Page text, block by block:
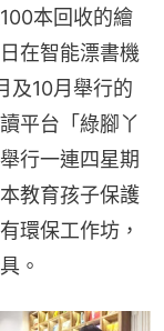
本回收的繪
在智能漂書機
及10月舉行的
平台「綠腳丫
行一連四星期
教育孩子保護
環保工作坊，
。